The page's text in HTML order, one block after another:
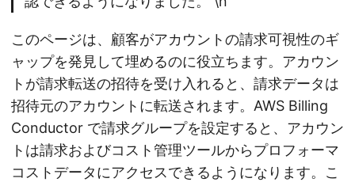
このページは、顧客がアカウントの請求可視性のギ
ャップを発見して埋めるのに役立ちます。アカウン
トが請求転送の招待を受け入れると、請求データは
招待元のアカウントに転送されます。AWS Billing
Conductor で請求グループを設定すると、アカウン
トは請求およびコスト管理ツールからプロフォーマ
コストデータにアクセスできるようになります。こ